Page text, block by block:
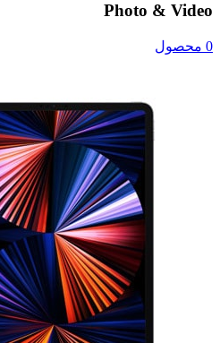
Photo & Video
0 محصول